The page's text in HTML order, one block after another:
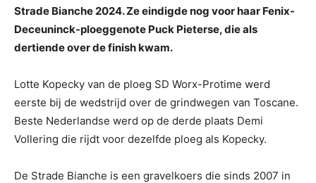
Strade Bianche 2024. Ze eindigde nog voor haar Fenix-
Deceuninck-ploeggenote Puck Pieterse, die als
dertiende over de finish kwam.
Lotte Kopecky van de ploeg SD Worx-Protime werd
eerste bij de wedstrijd over de grindwegen van Toscane.
Beste Nederlandse werd op de derde plaats Demi
Vollering die rijdt voor dezelfde ploeg als Kopecky.
De Strade Bianche is een gravelkoers die sinds 2007 in